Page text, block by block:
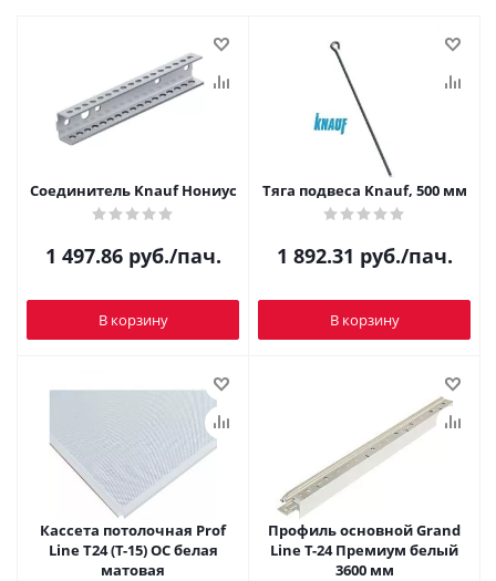
Соединитель Knauf Нониус
1 497.86руб./пач.
В корзину
Тяга подвеса Knauf, 500 мм
1 892.31 руб./пач.
В корзину
Кассета потолочная Prof
Line Т24 (Т-15) ОС белая
матовая
Профиль основной Grand
Line T-24 Премиум белый
3600 мм